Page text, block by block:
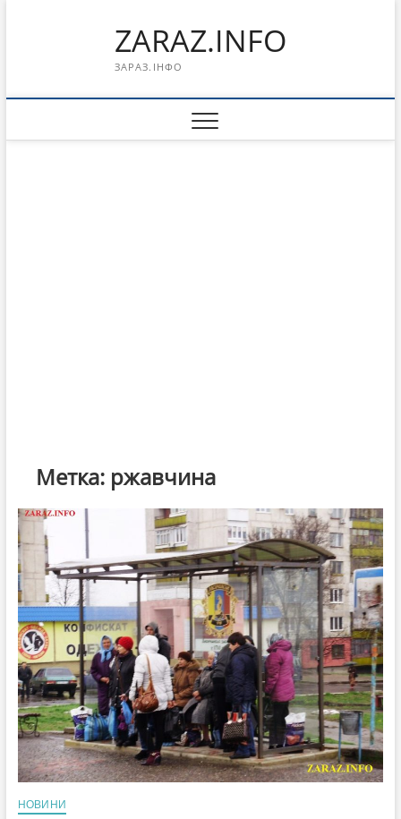
ZARAZ.INFO
ЗАРАЗ.ІНФО
Метка: ржавчина
НОВИНИ